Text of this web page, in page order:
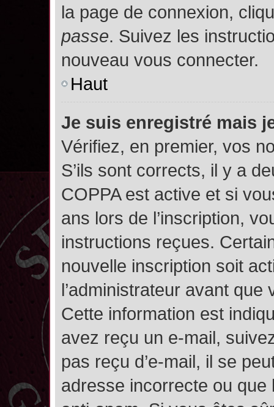
la page de connexion,
passe. Suivez les
nouveau vous connecter.
Haut
Je suis enregistré mais
Vérifiez, en premier, vos
S’ils sont corrects, il y a
COPPA est active et si
ans lors de l’inscription,
instructions reçues.
nouvelle inscription soit
l’administrateur avant
Cette information est
avez reçu un e-mail,
pas reçu d’e-mail, il se
adresse incorrecte ou que